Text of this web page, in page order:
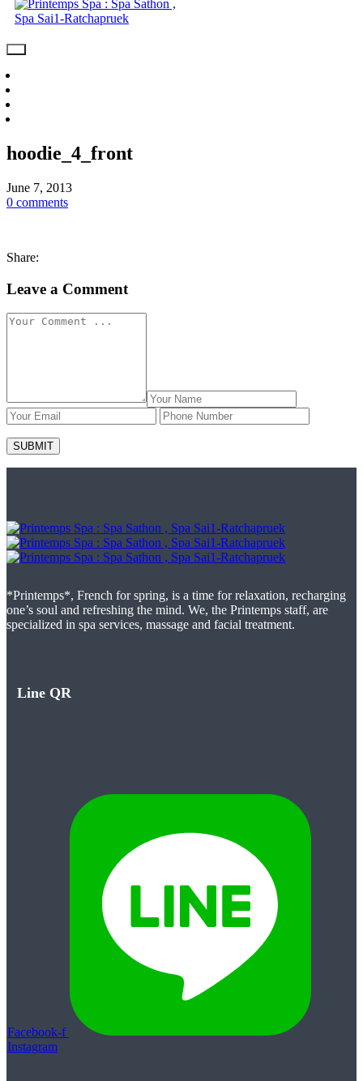
hoodie_4_front
June 7, 2013
0 comments
Share:
Leave a Comment
*Printemps*, French for spring, is a time for relaxation, recharging
one’s soul and refreshing the mind. We, the Printemps staff, are
specialized in spa services, massage and facial treatment.
Line QR
Facebook-f
Instagram